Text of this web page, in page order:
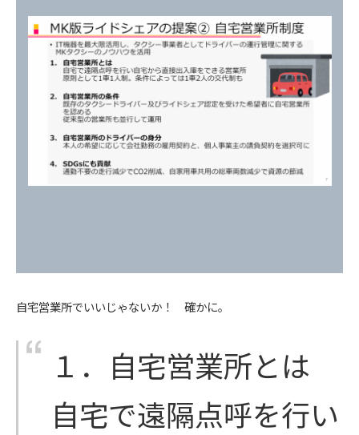
自宅営業所でいいじゃないか！ 確かに。
１．自宅営業所とは
自宅で遠隔点呼を行い